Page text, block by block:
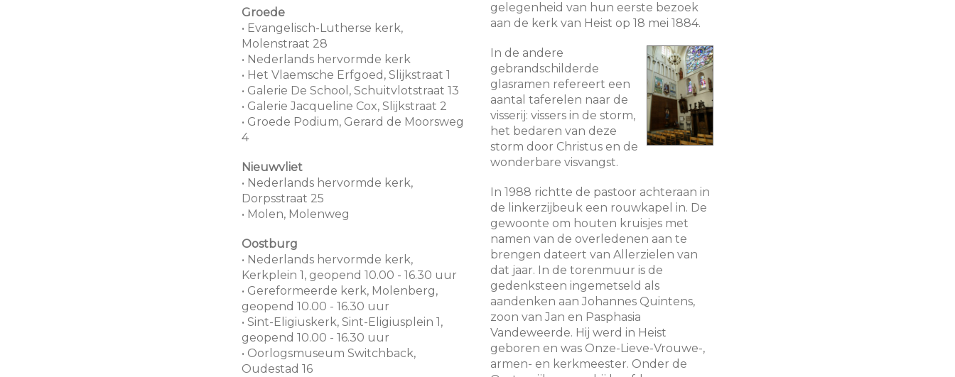
Groede
• Evangelisch-Lutherse kerk,
Molenstraat 28
• Nederlands hervormde kerk
• Het Vlaemsche Erfgoed, Slijkstraat 1
• Galerie De School, Schuitvlotstraat 13
• Galerie Jacqueline Cox, Slijkstraat 2
• Groede Podium, Gerard de Moorsweg
4
Nieuwvliet
• Nederlands hervormde kerk,
Dorpsstraat 25
• Molen, Molenweg
Oostburg
• Nederlands hervormde kerk,
Kerkplein 1, geopend 10.00 - 16.30 uur
• Gereformeerde kerk, Molenberg,
geopend 10.00 - 16.30 uur
• Sint-Eligiuskerk, Sint-Eligiusplein 1,
geopend 10.00 - 16.30 uur
• Oorlogsmuseum Switchback,
Oudestad 16
gelegenheid van hun eerste bezoek
aan de kerk van Heist op 18 mei 1884.
In de andere
gebrandschilderde
glasramen refereert een
aantal taferelen naar de
visserij: vissers in de storm,
het bedaren van deze
storm door Christus en de
wonderbare visvangst.
In 1988 richtte de pastoor achteraan in
de linkerzijbeuk een rouwkapel in. De
gewoonte om houten kruisjes met
namen van de overledenen aan te
brengen dateert van Allerzielen van
dat jaar. In de torenmuur is de
gedenksteen ingemetseld als
aandenken aan Johannes Quintens,
zoon van Jan en Pasphasia
Vandeweerde. Hij werd in Heist
geboren en was Onze-Lieve-Vrouwe-,
armen- en kerkmeester. Onder de